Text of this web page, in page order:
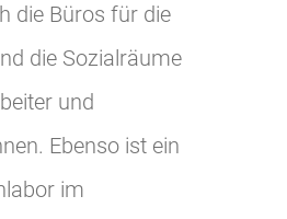
die Büros für die
die Sozialräume
und
Ebenso ist ein
im